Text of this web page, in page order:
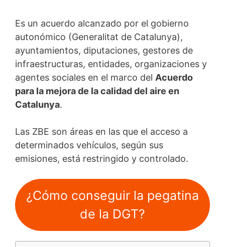
Es un acuerdo alcanzado por el gobierno
autonómico (Generalitat de Catalunya),
ayuntamientos, diputaciones, gestores de
infraestructuras, entidades, organizaciones y
agentes sociales en el marco del Acuerdo
para la mejora de la calidad del aire en
Catalunya.
Las ZBE son áreas en las que el acceso a
determinados vehículos, según sus
emisiones, está restringido y controlado.
¿Cómo conseguir la pegatina
de la DGT?